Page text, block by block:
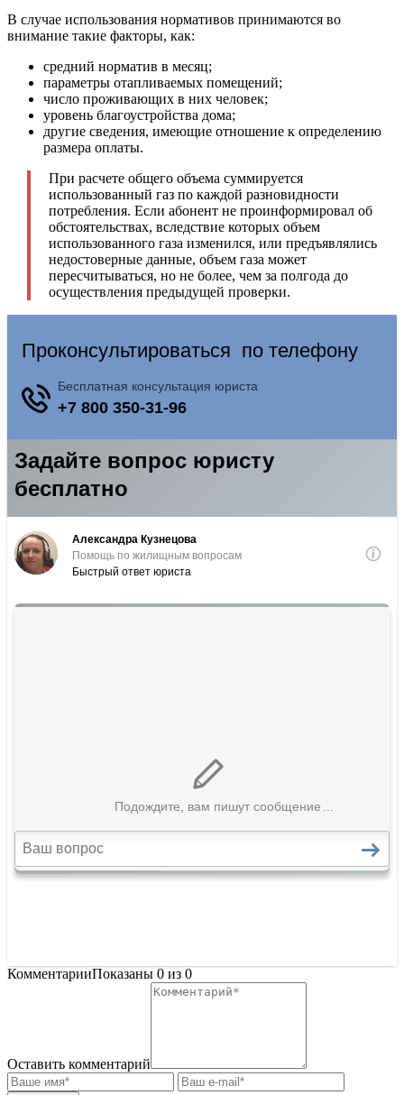
В случае использования нормативов принимаются во
внимание такие факторы, как:
средний норматив в месяц;
параметры отапливаемых помещений;
число проживающих в них человек;
уровень благоустройства дома;
другие сведения, имеющие отношение к определению
размера оплаты.
При расчете общего объема суммируется
использованный газ по каждой разновидности
потребления. Если абонент не проинформировал об
обстоятельствах, вследствие которых объем
использованного газа изменился, или предъявлялись
недостоверные данные, объем газа может
пересчитываться, но не более, чем за полгода до
осуществления предыдущей проверки.
КомментарииПоказаны 0 из 0
Оставить комментарий